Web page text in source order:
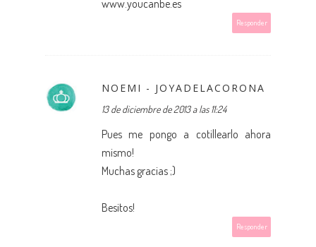
www.youcanbe.es
Responder
NOEMI - JOYADELACORONA
13 de diciembre de 2013 a las 11:24
Pues me pongo a cotillearlo ahora
mismo!
Muchas gracias ;)
Besitos!
Responder